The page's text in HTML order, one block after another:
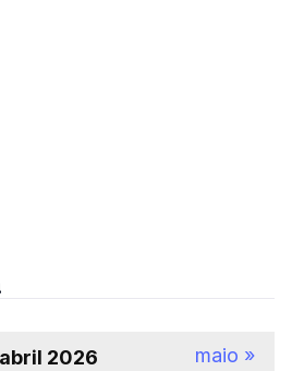
abril 2026 maio »